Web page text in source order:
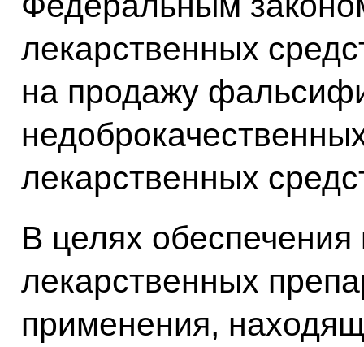
лекарственных
на продажу
лекарственных
В целях обеспечения
лекарственных
применения,